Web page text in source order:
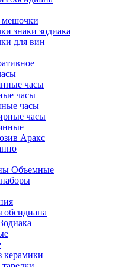
знаки зодиака
для вин
часы
часы
часы
часы
Аракс
Объемные
керамики